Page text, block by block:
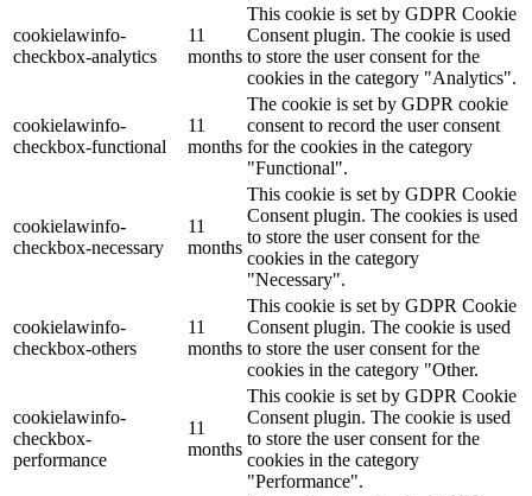
cookielawinfo-
checkbox-analytics
11
months
This cookie is set by GDPR Cookie
Consent plugin. The cookie is used
to store the user consent for the
cookies in the category "Analytics".
cookielawinfo-
checkbox-functional
11
months
The cookie is set by GDPR cookie
consent to record the user consent
for the cookies in the category
"Functional".
cookielawinfo-
checkbox-necessary
11
months
This cookie is set by GDPR Cookie
Consent plugin. The cookies is used
to store the user consent for the
cookies in the category
"Necessary".
cookielawinfo-
checkbox-others
11
months
This cookie is set by GDPR Cookie
Consent plugin. The cookie is used
to store the user consent for the
cookies in the category "Other.
cookielawinfo-
checkbox-
performance
11
months
This cookie is set by GDPR Cookie
Consent plugin. The cookie is used
to store the user consent for the
cookies in the category
"Performance".